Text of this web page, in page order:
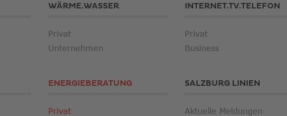
WÄRME.WASSER
Privat
Unternehmen
INTERNET.TV.TELEFON
Privat
Business
ENERGIEBERATUNG
Privat
SALZBURG LINIEN
Aktuelle Meldungen